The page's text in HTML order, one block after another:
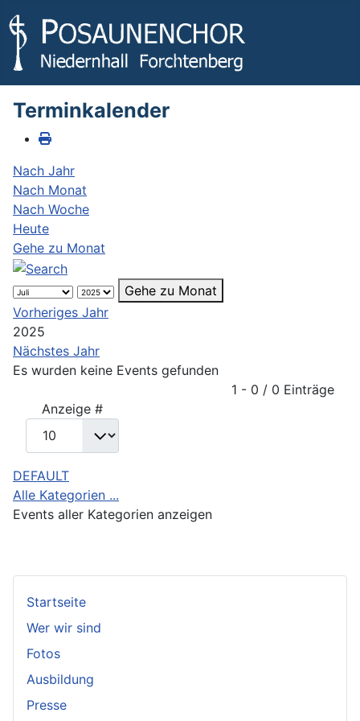
Startseite
Wer wir sind
Fotos
Ausbildung
Presse
Terminkalender
Nach Jahr
Nach Monat
Nach Woche
Heute
Gehe zu Monat
Gehe zu Monat
Vorheriges Jahr
2025
Nächstes Jahr
Es wurden keine Events gefunden
1 - 0 / 0 Einträge
Anzeige #
DEFAULT
Alle Kategorien ...
Events aller Kategorien anzeigen